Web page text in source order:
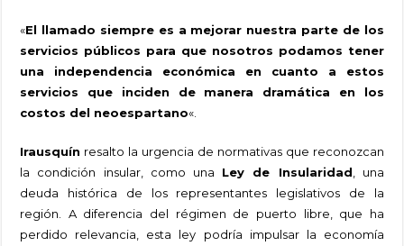
«El llamado siempre es a mejorar nuestra parte de los
servicios públicos para que nosotros podamos tener
una independencia económica en cuanto a estos
servicios que inciden de manera dramática en los
costos del neoespartano«.
Irausquín resalto la urgencia de normativas que reconozcan
la condición insular, como una Ley de Insularidad, una
deuda histórica de los representantes legislativos de la
región. A diferencia del régimen de puerto libre, que ha
perdido relevancia, esta ley podría impulsar la economía